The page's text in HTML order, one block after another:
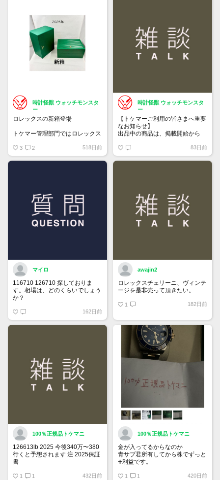
時計怪獣 ウォッチモンスタ
ー
ロレックスの新箱登場
トケマー管理部門ではロレックス
・旧デザイン Mサイズ 2.5万円 /
Sサイズ 2.25
中古になりますのでキズ・汚れな
どダメージ劣化あります
3 2 518日前
時計怪獣 ウォッチモンスタ
ー
【トケマーご利用の皆さまへ重要
なお知らせ】
出品中の商品は、掲載開始から
「下書き」へ戻ります。
トップページでお気に入り登録が
83日前
マイロ
116710 126710 探しておりま
す。相場は、どのくらいでしょう
か？
162日前
awajin2
ロレックスチェリーニ、ヴィンテ
ージを是非売って頂きたい。
1 182日前
100％正規品トケマニ
126613lb 2025 今後340万〜380
行くと予想されます 注 2025保証
書
2025/ @Watch_Monster_より
1 1 432日前
100％正規品トケマニ
金が入ってるからなのか
青サブ君所有してから株でずっと
➕利益です。
銘柄番号7932 ニッピ
1 1 420日前